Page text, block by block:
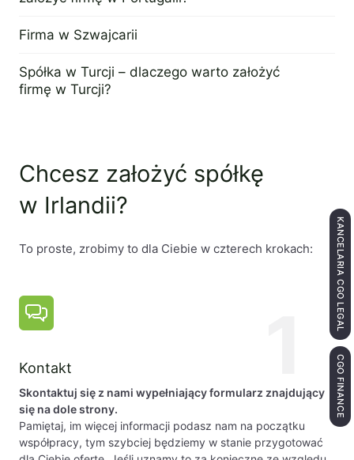
Firma w Szwajcarii
Spółka w Turcji – dlaczego warto założyć
firmę w Turcji?
Chcesz założyć spółkę
w Irlandii?
To proste, zrobimy to dla Ciebie w czterech krokach:
Kontakt
Skontaktuj się z nami wypełniający formularz znajdujący
się na dole strony.
Pamiętaj, im więcej informacji podasz nam na początku
współpracy, tym szybciej będziemy w stanie przygotować
KANCELARIA CGO LEGAL
CGO FINANCE